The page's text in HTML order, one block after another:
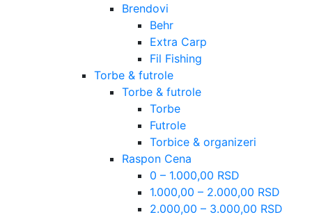
Brendovi
Behr
Extra Carp
Fil Fishing
Torbe & futrole
Torbe & futrole
Torbe
Futrole
Torbice & organizeri
Raspon Cena
0 – 1.000,00 RSD
1.000,00 – 2.000,00 RSD
2.000,00 – 3.000,00 RSD